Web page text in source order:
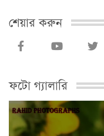
শেয়ার করুন
ফটো গ্যালারি